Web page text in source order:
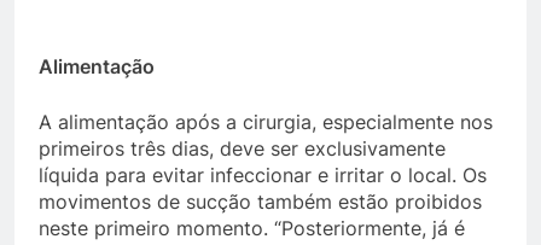
Alimentação
A alimentação após a cirurgia, especialmente nos
primeiros três dias, deve ser exclusivamente
líquida para evitar infeccionar e irritar o local. Os
movimentos de sucção também estão proibidos
neste primeiro momento. “Posteriormente, já é